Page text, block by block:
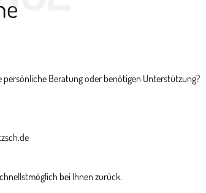
persönliche Beratung oder benötigen Unterstützung?
bei Ihnen zurück.